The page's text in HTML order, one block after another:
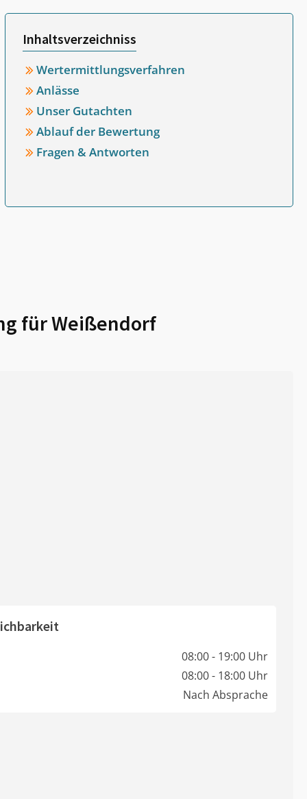
Inhaltsverzeichniss
Wertermittlungsverfahren
Anlässe
Unser Gutachten
Ablauf der Bewertung
Fragen & Antworten
fürWeißendorf
08:00 - 19:00 Uhr
08:00 - 18:00 Uhr
Nach Absprache